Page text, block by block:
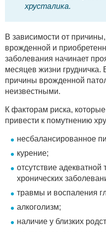
хрусталика.
В зависимости от
врожденной и
заболевания начинает
месяцев жизни грудничка.
причины врожденной
неизвестными.
К факторам риска,
привести к помутнению
несбалансированное
курение;
отсутствие
хронических
травмы и воспаления
алкоголизм;
наличие у близких